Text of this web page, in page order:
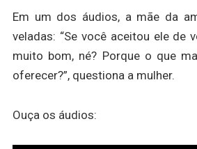
Em um dos áudios, a mãe da
veladas: “Se você aceitou ele de
muito bom, né? Porque o que
oferecer?”, questiona a mulher.
Ouça os áudios: